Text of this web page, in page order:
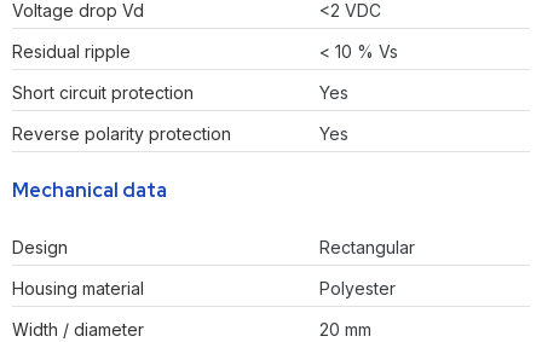
Voltage drop Vd
<2 VDC
Residual ripple
< 10 % Vs
Short circuit protection
Yes
Reverse polarity protection
Yes
Mechanical data
Design
Rectangular
Housing material
Polyester
Width / diameter
20 mm